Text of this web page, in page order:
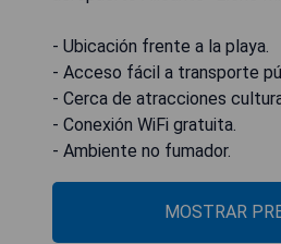
- Ubicación frente a la playa.
- Acceso fácil a transporte
- Cerca de atracciones
- Conexión WiFi gratuita.
- Ambiente no fumador.
MOSTRAR